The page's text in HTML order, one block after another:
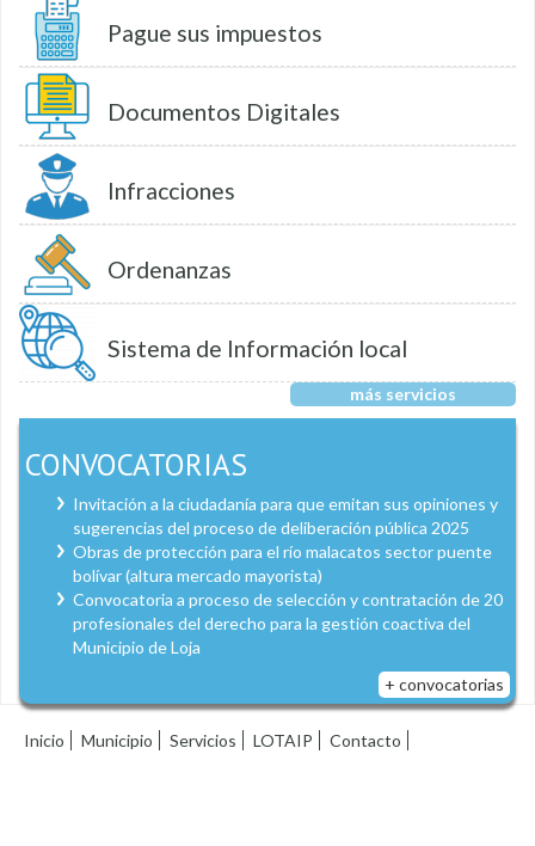
Pague sus impuestos
Documentos Digitales
Infracciones
Ordenanzas
Sistema de Información local
más servicios
CONVOCATORIAS
Invitación a la ciudadanía para que emitan sus opiniones y
sugerencias del proceso de deliberación pública 2025
Obras de protección para el río malacatos sector puente
bolívar (altura mercado mayorista)
Convocatoria a proceso de selección y contratación de 20
profesionales del derecho para la gestión coactiva del
Municipio de Loja
+ convocatorias
Inicio Municipio Servicios LOTAIP Contacto